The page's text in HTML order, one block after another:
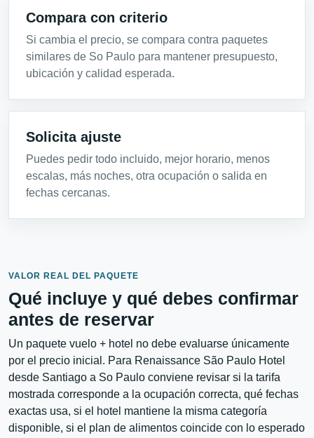
Compara con criterio
Si cambia el precio, se compara contra paquetes
similares de So Paulo para mantener presupuesto,
ubicación y calidad esperada.
Solicita ajuste
Puedes pedir todo incluido, mejor horario, menos
escalas, más noches, otra ocupación o salida en
fechas cercanas.
VALOR REAL DEL PAQUETE
Qué incluye y qué debes confirmar
antes de reservar
Un paquete vuelo + hotel no debe evaluarse únicamente
por el precio inicial. Para Renaissance São Paulo Hotel
desde Santiago a So Paulo conviene revisar si la tarifa
mostrada corresponde a la ocupación correcta, qué fechas
exactas usa, si el hotel mantiene la misma categoría
disponible, si el plan de alimentos coincide con lo esperado